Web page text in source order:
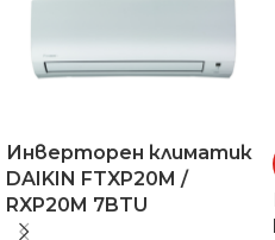
Инверторен климатик
DAIKIN FTXP20M /
RXP20M 7BTU